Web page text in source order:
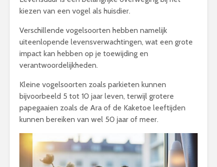
kiezen van een vogel als huisdier.
Verschillende vogelsoorten hebben namelijk
uiteenlopende levensverwachtingen, wat een grote
impact kan hebben op je toewijding en
verantwoordelijkheden.
Kleine vogelsoorten zoals parkieten kunnen
bijvoorbeeld 5 tot 10 jaar leven, terwijl grotere
papegaaien zoals de Ara of de Kaketoe leeftijden
kunnen bereiken van wel 50 jaar of meer.